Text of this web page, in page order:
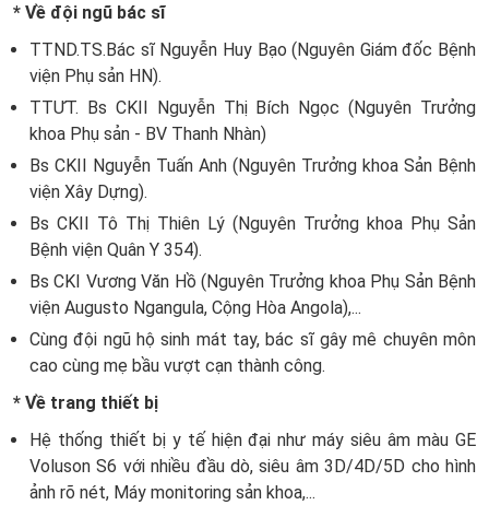
* Về đội ngũ bác sĩ
TTND.TS.Bác sĩ Nguyễn Huy Bạo (Nguyên Giám đốc Bệnh
viện Phụ sản HN).
TTƯT. Bs CKII Nguyễn Thị Bích Ngọc (Nguyên Trưởng
khoa Phụ sản - BV Thanh Nhàn)
Bs CKII Nguyễn Tuấn Anh (Nguyên Trưởng khoa Sản Bệnh
viện Xây Dựng).
Bs CKII Tô Thị Thiên Lý (Nguyên Trưởng khoa Phụ Sản
Bệnh viện Quân Y 354).
Bs CKI Vương Văn Hồ (Nguyên Trưởng khoa Phụ Sản Bệnh
viện Augusto Ngangula, Cộng Hòa Angola),...
Cùng đội ngũ hộ sinh mát tay, bác sĩ gây mê chuyên môn
cao cùng mẹ bầu vượt cạn thành công.
* Về trang thiết bị
Hệ thống thiết bị y tế hiện đại như máy siêu âm màu GE
Voluson S6 với nhiều đầu dò, siêu âm 3D/4D/5D cho hình
ảnh rõ nét, Máy monitoring sản khoa,...